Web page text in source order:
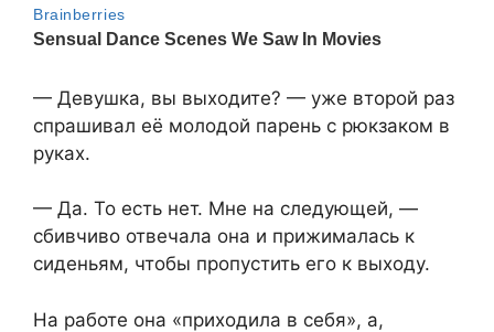
— Девушка, вы выходите? — уже второй раз
спрашивал её молодой парень с рюкзаком в
руках.
— Да. То есть нет. Мне на следующей, —
сбивчиво отвечала она и прижималась к
сиденьям, чтобы пропустить его к выходу.
На работе она «приходила в себя», а,